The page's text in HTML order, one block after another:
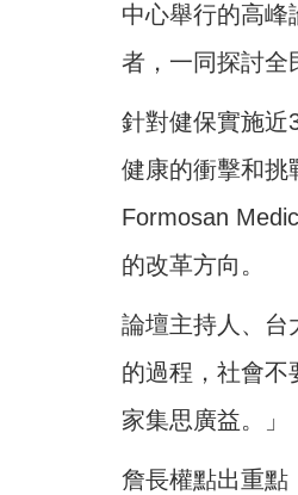
中心舉行的高峰
者，一同探討全
針對健保實施近
健康的衝擊和挑
Formosan
的改革方向。
論壇主持人、台
的過程，社會不
家集思廣益。」
詹長權點出重點